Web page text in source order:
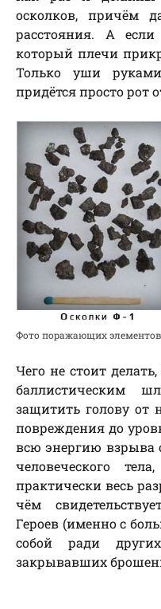
осколков, причём
расстояния. А
который плечи
Только уши
придётся просто рот
Фото поражающих
Чего не стоит
баллистическим
защитить голову от
повреждения до
всю энергию взрыва
человеческого
практически весь
чём
Героев (именно с
собой ради
закрывавших